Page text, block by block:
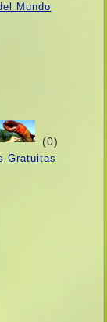
Mundo
(0)
Gratuitas